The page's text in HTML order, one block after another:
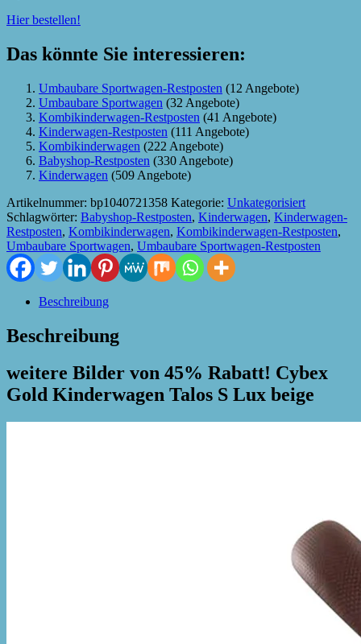
Hier bestellen!
Das könnte Sie interessieren:
Umbaubare Sportwagen-Restposten (12 Angebote)
Umbaubare Sportwagen (32 Angebote)
Kombikinderwagen-Restposten (41 Angebote)
Kinderwagen-Restposten (111 Angebote)
Kombikinderwagen (222 Angebote)
Babyshop-Restposten (330 Angebote)
Kinderwagen (509 Angebote)
Artikelnummer: bp1040721358 Kategorie: Unkategorisiert
Schlagwörter: Babyshop-Restposten, Kinderwagen, Kinderwagen-
Restposten, Kombikinderwagen, Kombikinderwagen-Restposten,
Umbaubare Sportwagen, Umbaubare Sportwagen-Restposten
Beschreibung
Beschreibung
weitere Bilder von 45% Rabatt! Cybex
Gold Kinderwagen Talos S Lux beige